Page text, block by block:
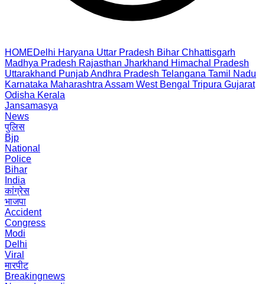
HOMEDelhi Haryana Uttar Pradesh Bihar Chhattisgarh
Madhya Pradesh Rajasthan Jharkhand Himachal Pradesh
Uttarakhand PunjabAndhra Pradesh Telangana Tamil Nadu
Karnataka Maharashtra Assam West Bengal Tripura Gujarat
Odisha Kerala
Jansamasya
News
पुलिस
Bjp
National
Police
Bihar
India
कांग्रेस
भाजपा
Accident
Congress
Modi
Delhi
Viral
मारपीट
Breakingnews